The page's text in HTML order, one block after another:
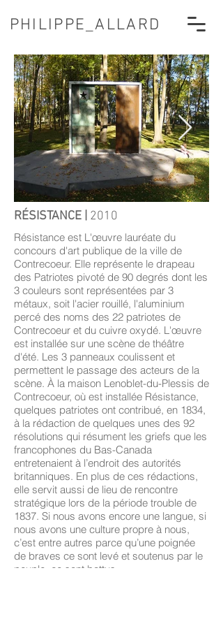
PHILIPPE_ALLARD
RÉSISTANCE | 2010
Résistance est L'œuvre lauréate du
concours d'art publique de la ville de
Contrecoeur. Elle représente le drapeau
des Patriotes pivoté de 90 degrés dont les
3 couleurs sont représentées par 3
métaux, soit l'acier rouillé, l'aluminium
percé des noms des 22 patriotes de
Contrecoeur et du cuivre oxydé. L'œuvre
est installée sur une scène de théâtre
d'été. Les 3 panneaux coulissent et
permettent le passage des acteurs de la
scène. À la maison Lenoblet-du-Plessis de
Contrecoeur, où est installée Résistance,
quelques patriotes ont contribué, en 1834,
à la rédaction de quelques unes des 92
résolutions qui résument les griefs que les
francophones du Bas-Canada
entretenaient à l’endroit des autorités
britanniques. En plus de ces rédactions,
elle servit aussi de lieu de rencontre
stratégique lors de la période trouble de
1837. Si nous avons encore une langue, si
nous avons une culture propre à nous,
c’est entre autres parce qu’une poignée
de braves ce sont levé et soutenus par le
peuple, ce sont battus.